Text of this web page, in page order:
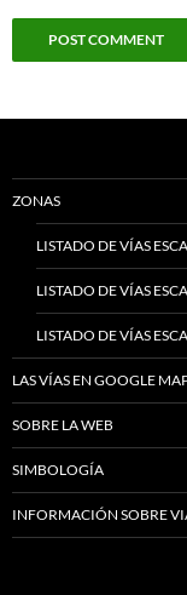
ZONAS
LISTADO DE VÍAS
LISTADO DE VÍAS
LISTADO DE VÍAS
LAS VÍAS EN GOOGLE
SOBRE LA WEB
SIMBOLOGÍA
INFORMACIÓN SOBRE